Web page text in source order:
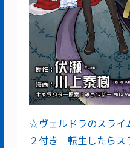
☆ヴェルドラのスラ
２付き 転生したらス